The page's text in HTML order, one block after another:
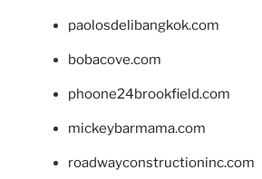
paolosdelibangkok.com
bobacove.com
phoone24brookfield.com
mickeybarmama.com
roadwayconstructioninc.com